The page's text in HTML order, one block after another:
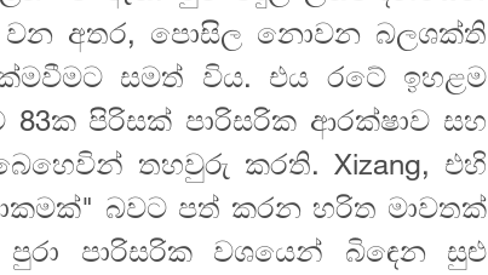
වන අතර, පොසිල නොවන බලශක්ති
සමත් විය. එය රටේ ඉහළම
83ක පිරිසක් පාරිසරික ආරක්ෂාව සහ
තහවුරු කරති. Xizang, එහි
බවට පත් කරන හරිත මාවතක්
පාරිසරික වශයෙන් බිඳෙන සුළු